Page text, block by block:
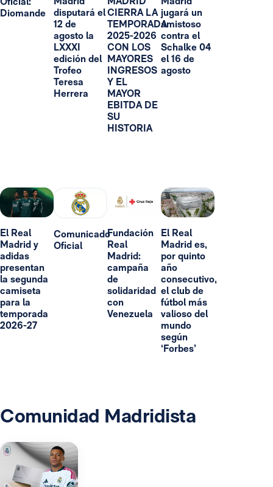
Diomande
disputará el
12 de
agosto la
LXXXI
edición del
Trofeo
Teresa
Herrera
CIERRA LA
TEMPORADA
2025-2026
CON LOS
MAYORES
INGRESOS
Y EL
MAYOR
EBITDA DE
SU
HISTORIA
jugará un
amistoso
contra el
Schalke 04
el 16 de
agosto
El Real
Madrid y
adidas
presentan
la segunda
camiseta
para la
temporada
2026-27
Comunicado
Oficial
Fundación
Real
Madrid:
campaña
de
solidaridad
con
Venezuela
El Real
Madrid es,
por quinto
año
consecutivo,
el club de
fútbol más
valioso del
mundo
según
‘Forbes’
Comunidad Madridista